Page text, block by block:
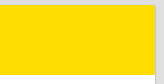
Тверь г, Учительская ул,